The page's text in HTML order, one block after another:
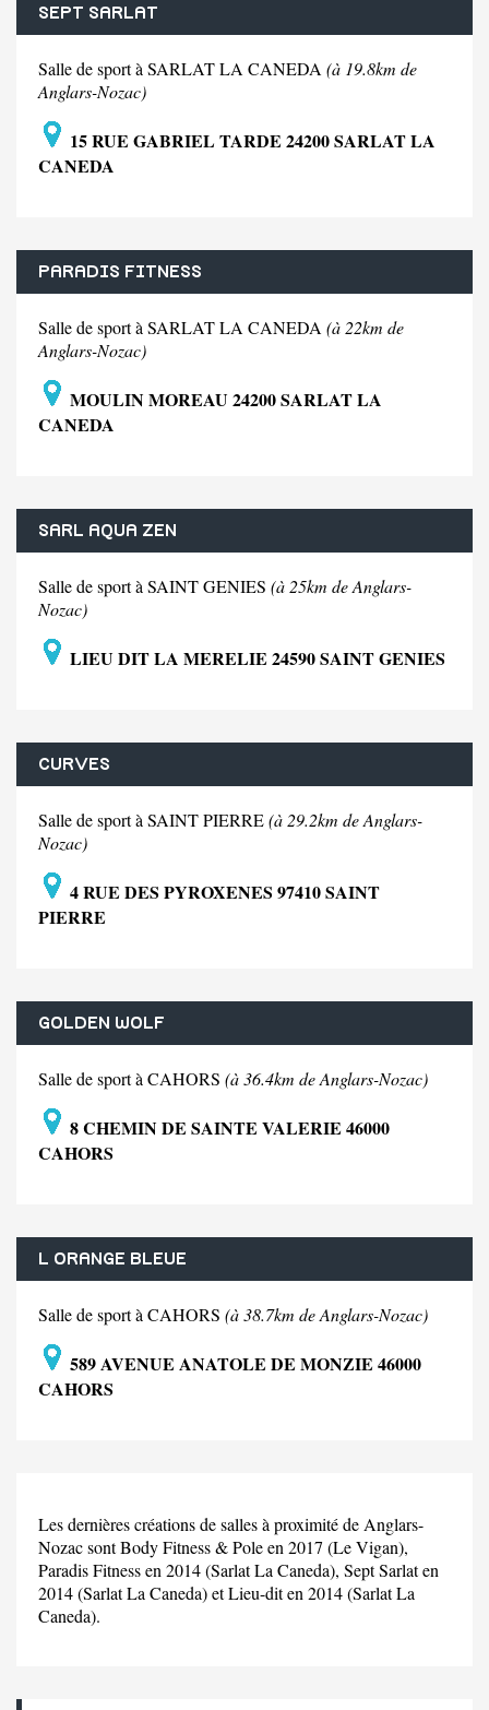
SEPT SARLAT
Salle de sport à SARLAT LA CANEDA (à 19.8km de
Anglars-Nozac)
15 RUE GABRIEL TARDE 24200 SARLAT LA
CANEDA
PARADIS FITNESS
Salle de sport à SARLAT LA CANEDA (à 22km de
Anglars-Nozac)
MOULIN MOREAU 24200 SARLAT LA
CANEDA
SARL AQUA ZEN
Salle de sport à SAINT GENIES (à 25km de Anglars-
Nozac)
LIEU DIT LA MERELIE 24590 SAINT GENIES
CURVES
Salle de sport à SAINT PIERRE(à 29.2km de Anglars-
Nozac)
4 RUE DES PYROXENES 97410 SAINT
PIERRE
GOLDEN WOLF
Salle de sport à CAHORS (à 36.4km de Anglars-Nozac)
8 CHEMIN DE SAINTE VALERIE 46000
CAHORS
L ORANGE BLEUE
Salle de sport à CAHORS (à 38.7km de Anglars-Nozac)
589 AVENUE ANATOLE DE MONZIE 46000
CAHORS
Les dernières créations de salles à proximité de Anglars-
Nozac sont Body Fitness & Pole en 2017 (Le Vigan),
Paradis Fitness en 2014 (Sarlat La Caneda), Sept Sarlat en
2014 (Sarlat La Caneda) et Lieu-dit en 2014 (Sarlat La
Caneda).